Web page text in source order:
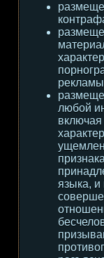
любой
включая
языка,